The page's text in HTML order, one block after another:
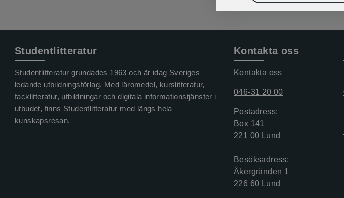
Studentlitteratur
Studentlitteratur grundades 1963 och är idag Sveriges
ledande utbildningsförlag. Med läromedel, kurslitteratur,
facklitteratur, utbildningar och digitala informationstjänster i
utbudet, finns Studentlitteratur med längs hela
kunskapsresan.
Kontakta oss
Kontakta oss
046-31 20 00
Postadress:
Box 141
221 00 Lund
Besöksadress:
Åkergränden 1